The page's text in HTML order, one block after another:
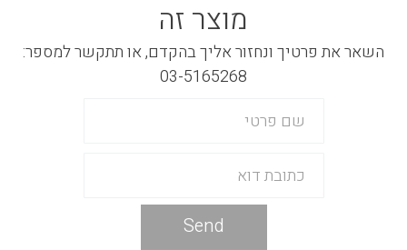
מוצר זה
השאר את פרטיך ונחזור אליך בהקדם, או תתקשר למספר:
03-5165268
Send